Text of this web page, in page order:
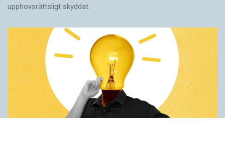
upphovsrättsligt skyddat.